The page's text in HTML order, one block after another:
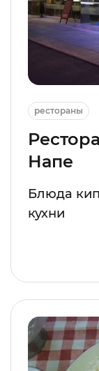
рестораны
Напе
Блюда
кухни